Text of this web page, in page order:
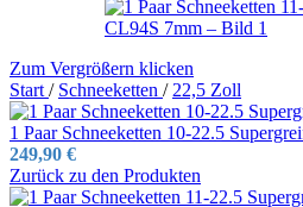
Zum Vergrößern klicken
Start / Schneeketten / 22,5 Zoll
1 Paar Schneeketten 10-22.5
249,90 €
Zurück zu den Produkten